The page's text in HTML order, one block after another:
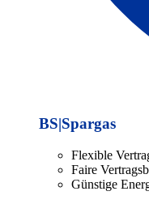
BS|Spargas
Flexible
Faire
Günstige